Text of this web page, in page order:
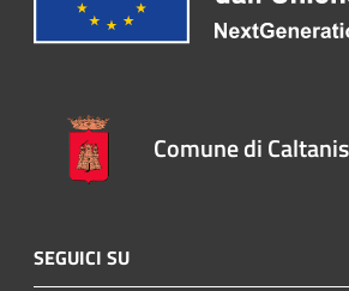
Comune di
SEGUICI SU